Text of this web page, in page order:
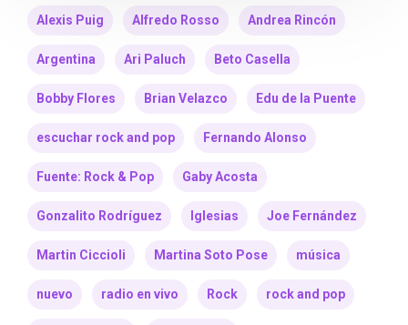
Alexis Puig Alfredo Rosso Andrea Rincón
Argentina Ari Paluch Beto Casella
Bobby Flores Brian Velazco Edu de la Puente
escuchar rock and pop Fernando Alonso
Fuente: Rock & Pop Gaby Acosta
Gonzalito Rodríguez Iglesias Joe Fernández
Martin Ciccioli Martina Soto Pose música
nuevo radio en vivo Rock rock and pop